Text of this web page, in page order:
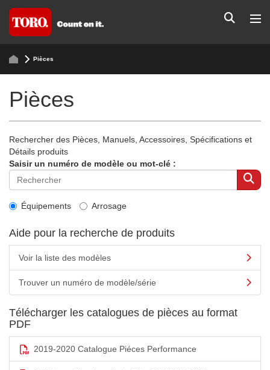
Pièces
Pièces
Rechercher des Pièces, Manuels, Accessoires, Spécifications et
Détails produits
Saisir un numéro de modèle ou mot-clé :
Équipements Arrosage
Aide pour la recherche de produits
Voir la liste des modèles
Trouver un numéro de modèle/série
Télécharger les catalogues de pièces au format
PDF
2019-2020 Catalogue Piéces Performance